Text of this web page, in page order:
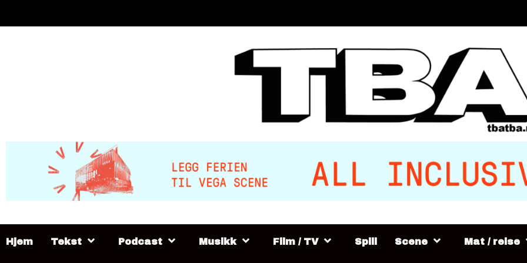
to
Hjem Tekst Podcast Musikk Film / TV Spill Scene Mat / reise